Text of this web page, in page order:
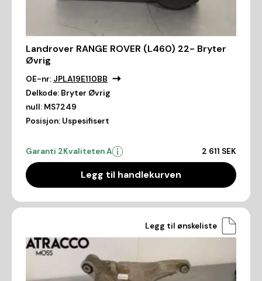
Landrover RANGE ROVER (L460) 22- Bryter
Øvrig
OE-nr: JPLA19E110BB
Delkode: Bryter Øvrig
null: MS7249
Posisjon: Uspesifisert
Garanti 2Kvaliteten A 2 611 SEK
Legg til handlekurven
Legg til ønskeliste